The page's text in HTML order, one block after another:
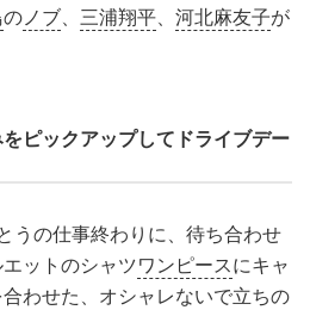
のノブ、 三浦翔平、 河北麻友子が
ピックアップしてドライブデー
うの仕事終わりに、待ち合わせ
ットのシャツワンピースにキャ
わせた、オシャレないで立ちの